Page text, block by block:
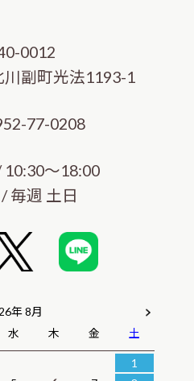
0012
副町光法1193-1
77-0208
～18:00
毎週 土日
年 8月
水 木 金
土
1